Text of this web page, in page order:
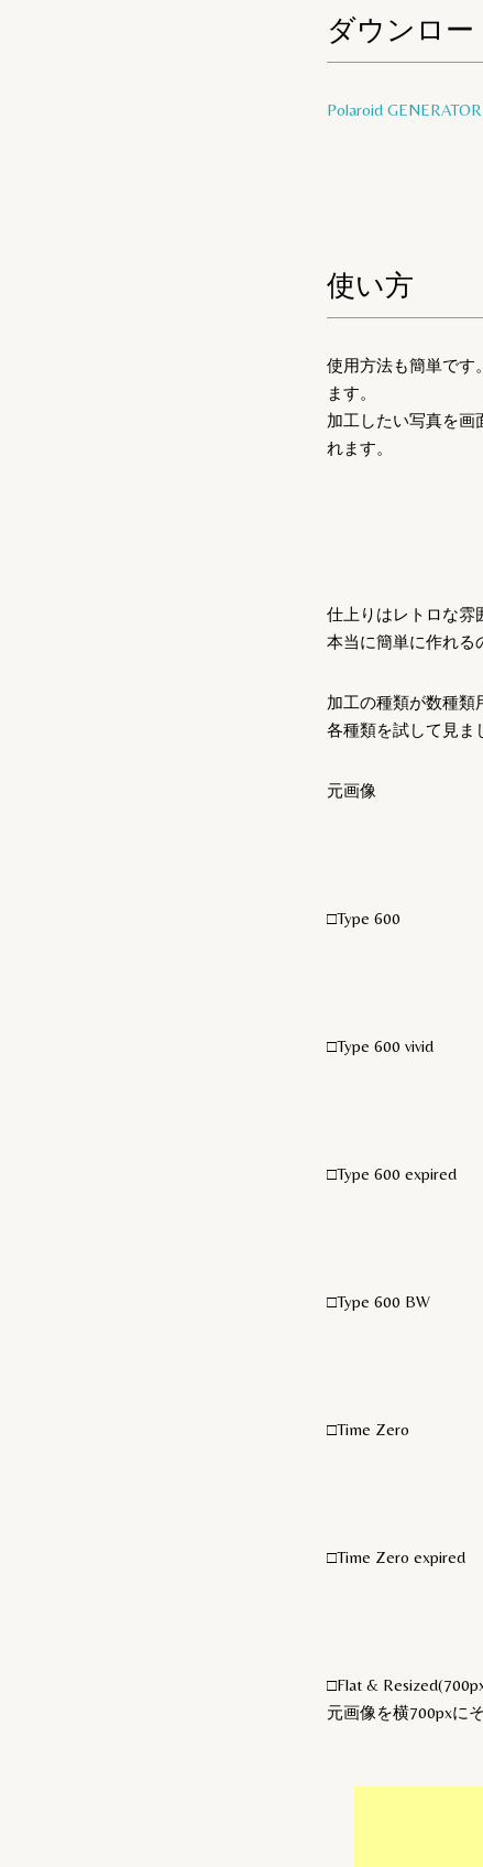
ダウンロー
Polaroid
使い方
使用方法も簡単です
ます。
加工したい写真を画
れます。
仕上りはレトロな雰
本当に簡単に作れる
加工の種類が数種類
各種類を試して見ま
元画像
□Type 600
□Type 600 vivid
□Type 600 expired
□Type 600 BW
□Time Zero
□Time Zero expired
□Flat &
元画像を横700pxに